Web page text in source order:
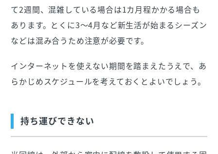
て2週間、混雑している場合は1カ月程かかる場合も
あります。とくに3〜4月など新生活が始まるシーズン
などは混み合うため注意が必要です。
インターネットを使えない期間を踏まえたうえで、あ
らかじめスケジュールを考えておくとよいでしょう。
持ち運びできない